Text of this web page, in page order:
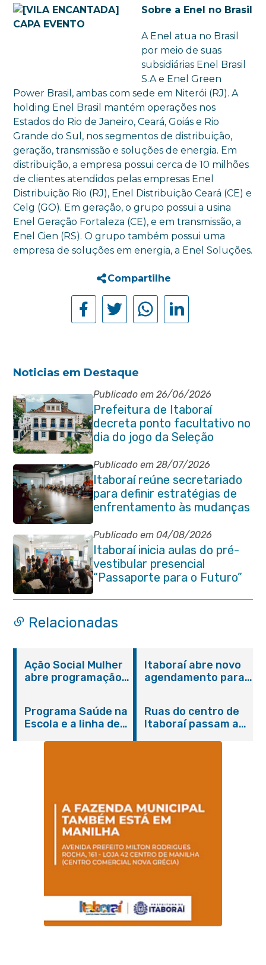
Sobre a Enel no Brasil
A Enel atua no Brasil
por meio de suas
subsidiárias Enel Brasil
S.A e Enel Green
Power Brasil, ambas com sede em Niterói (RJ). A
holding Enel Brasil mantém operações nos
Estados do Rio de Janeiro, Ceará, Goiás e Rio
Grande do Sul, nos segmentos de distribuição,
geração, transmissão e soluções de energia. Em
distribuição, a empresa possui cerca de 10 milhões
de clientes atendidos pelas empresas Enel
Distribuição Rio (RJ), Enel Distribuição Ceará (CE) e
Celg (GO). Em geração, o grupo possui a usina
Enel Geração Fortaleza (CE), e em transmissão, a
Enel Cien (RS). O grupo também possui uma
empresa de soluções em energia, a Enel Soluções.
Compartilhe
Noticias em Destaque
Publicado em 26/06/2026
Prefeitura de Itaboraí
decreta ponto facultativo no
dia do jogo da Seleção
Brasileira
Publicado em 28/07/2026
Itaboraí reúne secretariado
para definir estratégias de
enfrentamento às mudanças
climáticas
Publicado em 04/08/2026
Itaboraí inicia aulas do pré-
vestibular presencial
“Passaporte para o Futuro”
Relacionadas
Ação Social Mulher
abre programação
serviços gratuitos e
orientações
Itaboraí abre novo
agendamento para
Programa Saúde na
Escola e a linha de
Magalhães Seabra
Ruas do centro de
Itaboraí passam a